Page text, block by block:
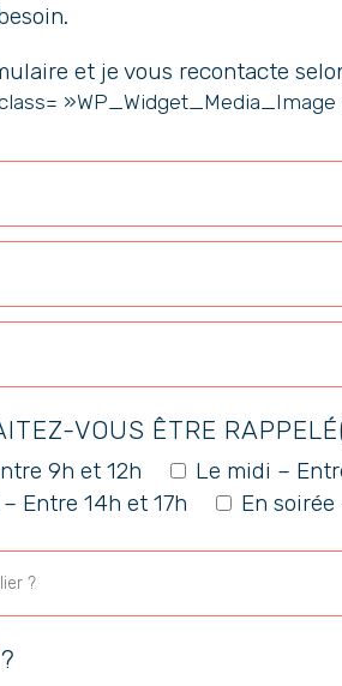
et je vous recontacte
»WP_Widget_Media_Image
VOUS ÊTRE
9h et 12h
Le midi –
Entre 14h et 17h
En